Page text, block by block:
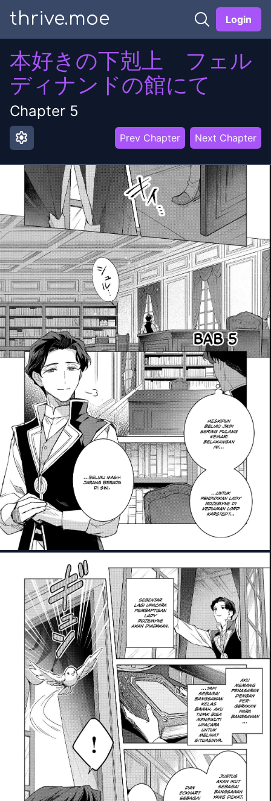
thrive.moe Login
本好きの下剋上 フェル
ディナンドの館にて
Chapter 5
settings Prev Chapter Next Chapter